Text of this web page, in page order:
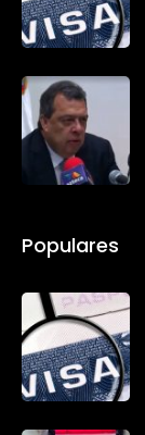
Populares